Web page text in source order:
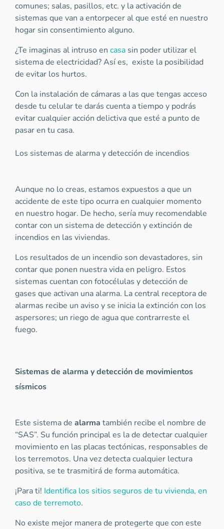
comunes; salas, pasillos, etc. y la activación de
sistemas que van a entorpecer al que esté en nuestro
hogar sin consentimiento alguno.
¿Te imaginas al intruso en casa sin poder utilizar el
sistema de electricidad? Así es, existe la posibilidad
de evitar los hurtos.
Con la instalación de cámaras a las que tengas acceso
desde tu celular te darás cuenta a tiempo y podrás
evitar cualquier acción delictiva que esté a punto de
pasar en tu casa.
Los sistemas de alarma y detección de incendios
Aunque no lo creas, estamos expuestos a que un
accidente de este tipo ocurra en cualquier momento
en nuestro hogar. De hecho, sería muy recomendable
contar con un sistema de detección y extinción de
incendios en las viviendas.
Los resultados de un incendio son devastadores, sin
contar que ponen nuestra vida en peligro. Estos
sistemas cuentan con fotocélulas y detección de
gases que activan una alarma. La central receptora de
alarmas recibe un aviso y se inicia la extinción con los
aspersores; un riego de agua que contrarreste el
fuego.
Sistemas de alarma y detección de movimientos
sísmicos
Este sistema de alarma también recibe el nombre de
“SAS”. Su función principal es la de detectar cualquier
movimiento en las placas tectónicas, responsables de
los terremotos. Una vez detecta cualquier lectura
positiva, se te trasmitirá de forma automática.
¡Para ti! Identifica los sitios seguros de tu vivienda, en
caso de terremoto.
No existe mejor manera de protegerte que con este